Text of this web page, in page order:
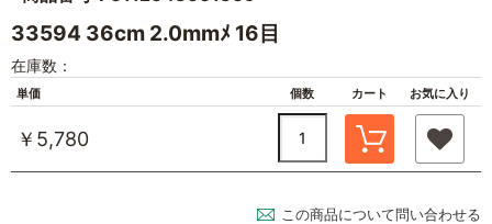
33594 36cm 2.0mmﾒ 16目
在庫数：
単価 個数 カート お気に入り
￥5,780
この商品について問い合わせる